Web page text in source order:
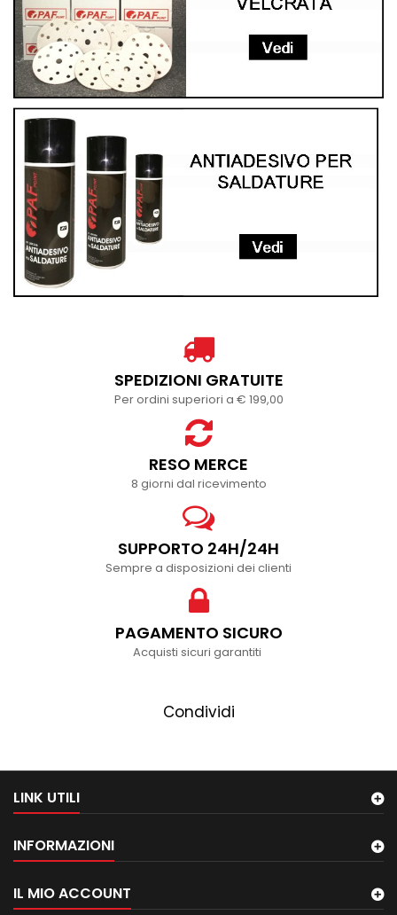
SPEDIZIONI GRATUITE
Per ordini superiori a € 199,00
RESO MERCE
8 giorni dal ricevimento
SUPPORTO 24H/24H
Sempre a disposizioni dei clienti
PAGAMENTO SICURO
Acquisti sicuri garantiti
Condividi
LINK UTILI
INFORMAZIONI
IL MIO ACCOUNT